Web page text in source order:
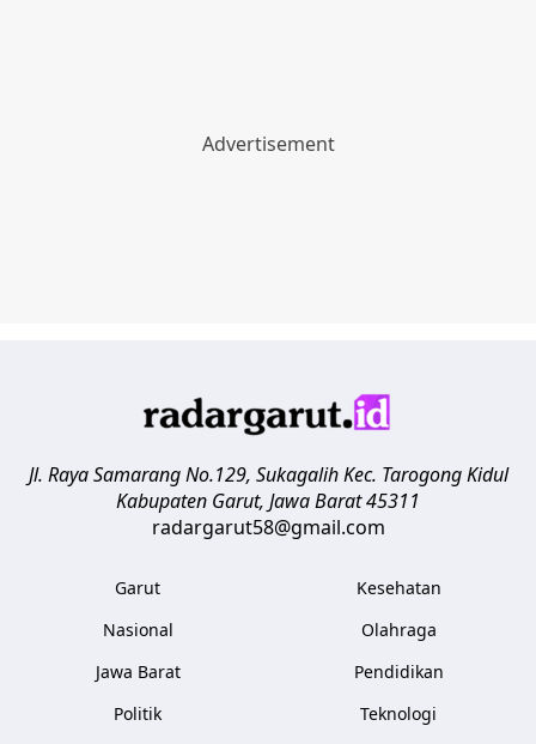
Jl. Raya Samarang No.129, Sukagalih Kec. Tarogong Kidul
Kabupaten Garut, Jawa Barat45311
radargarut58@gmail.com
Garut
Nasional
Jawa Barat
Politik
Kesehatan
Olahraga
Pendidikan
Teknologi